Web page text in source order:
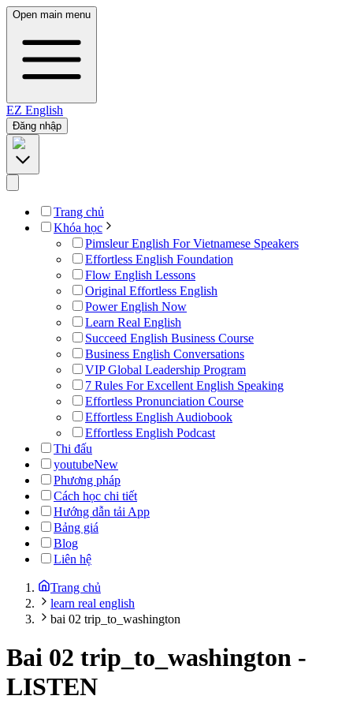
Open main menu
EZ English
Đăng nhập
Trang chủ
Khóa học
Pimsleur English For Vietnamese Speakers
Effortless English Foundation
Flow English Lessons
Original Effortless English
Power English Now
Learn Real English
Succeed English Business Course
Business English Conversations
VIP Global Leadership Program
7 Rules For Excellent English Speaking
Effortless Pronunciation Course
Effortless English Audiobook
Effortless English Podcast
Thi đấu
youtubeNew
Phương pháp
Cách học chi tiết
Hướng dẫn tải App
Bảng giá
Blog
Liên hệ
Trang chủ
learn real english
bai 02 trip_to_washington
Bai 02 trip_to_washington -
LISTEN